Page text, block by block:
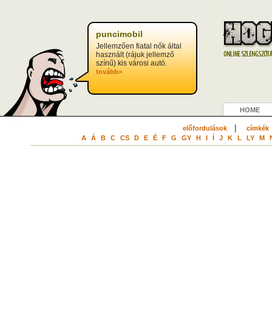
puncimobil
Jellemzően fiatal nők által
használt (rájuk jellemző
színű) kis városi autó.
tovább>
HOME
előfordulások| címkék
A Á B C CS D E É F G GY H I Í J K L LY M